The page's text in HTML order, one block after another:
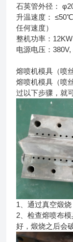
石英管外径：
升温速度：
任何速度）
整机功率：12KW
电源电压：380V,
熔喷机模具（喷
熔喷机模具（喷
过以下步骤，就
1、通过真空煅
2、检查熔喷布
好，煅烧之后会